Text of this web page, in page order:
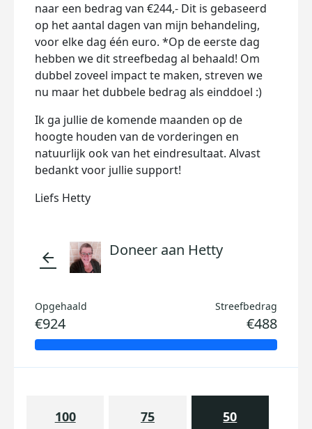
naar een bedrag van €244,- Dit is gebaseerd
op het aantal dagen van mijn behandeling,
voor elke dag één euro. *Op de eerste dag
hebben we dit streefbedag al behaald! Om
dubbel zoveel impact te maken, streven we
nu maar het dubbele bedrag als einddoel :)
Ik ga jullie de komende maanden op de
hoogte houden van de vorderingen en
natuurlijk ook van het eindresultaat. Alvast
bedankt voor jullie support!
Liefs Hetty
arrow_back Doneer aan Hetty
Opgehaald
€924
Streefbedrag
€488
100 75 50